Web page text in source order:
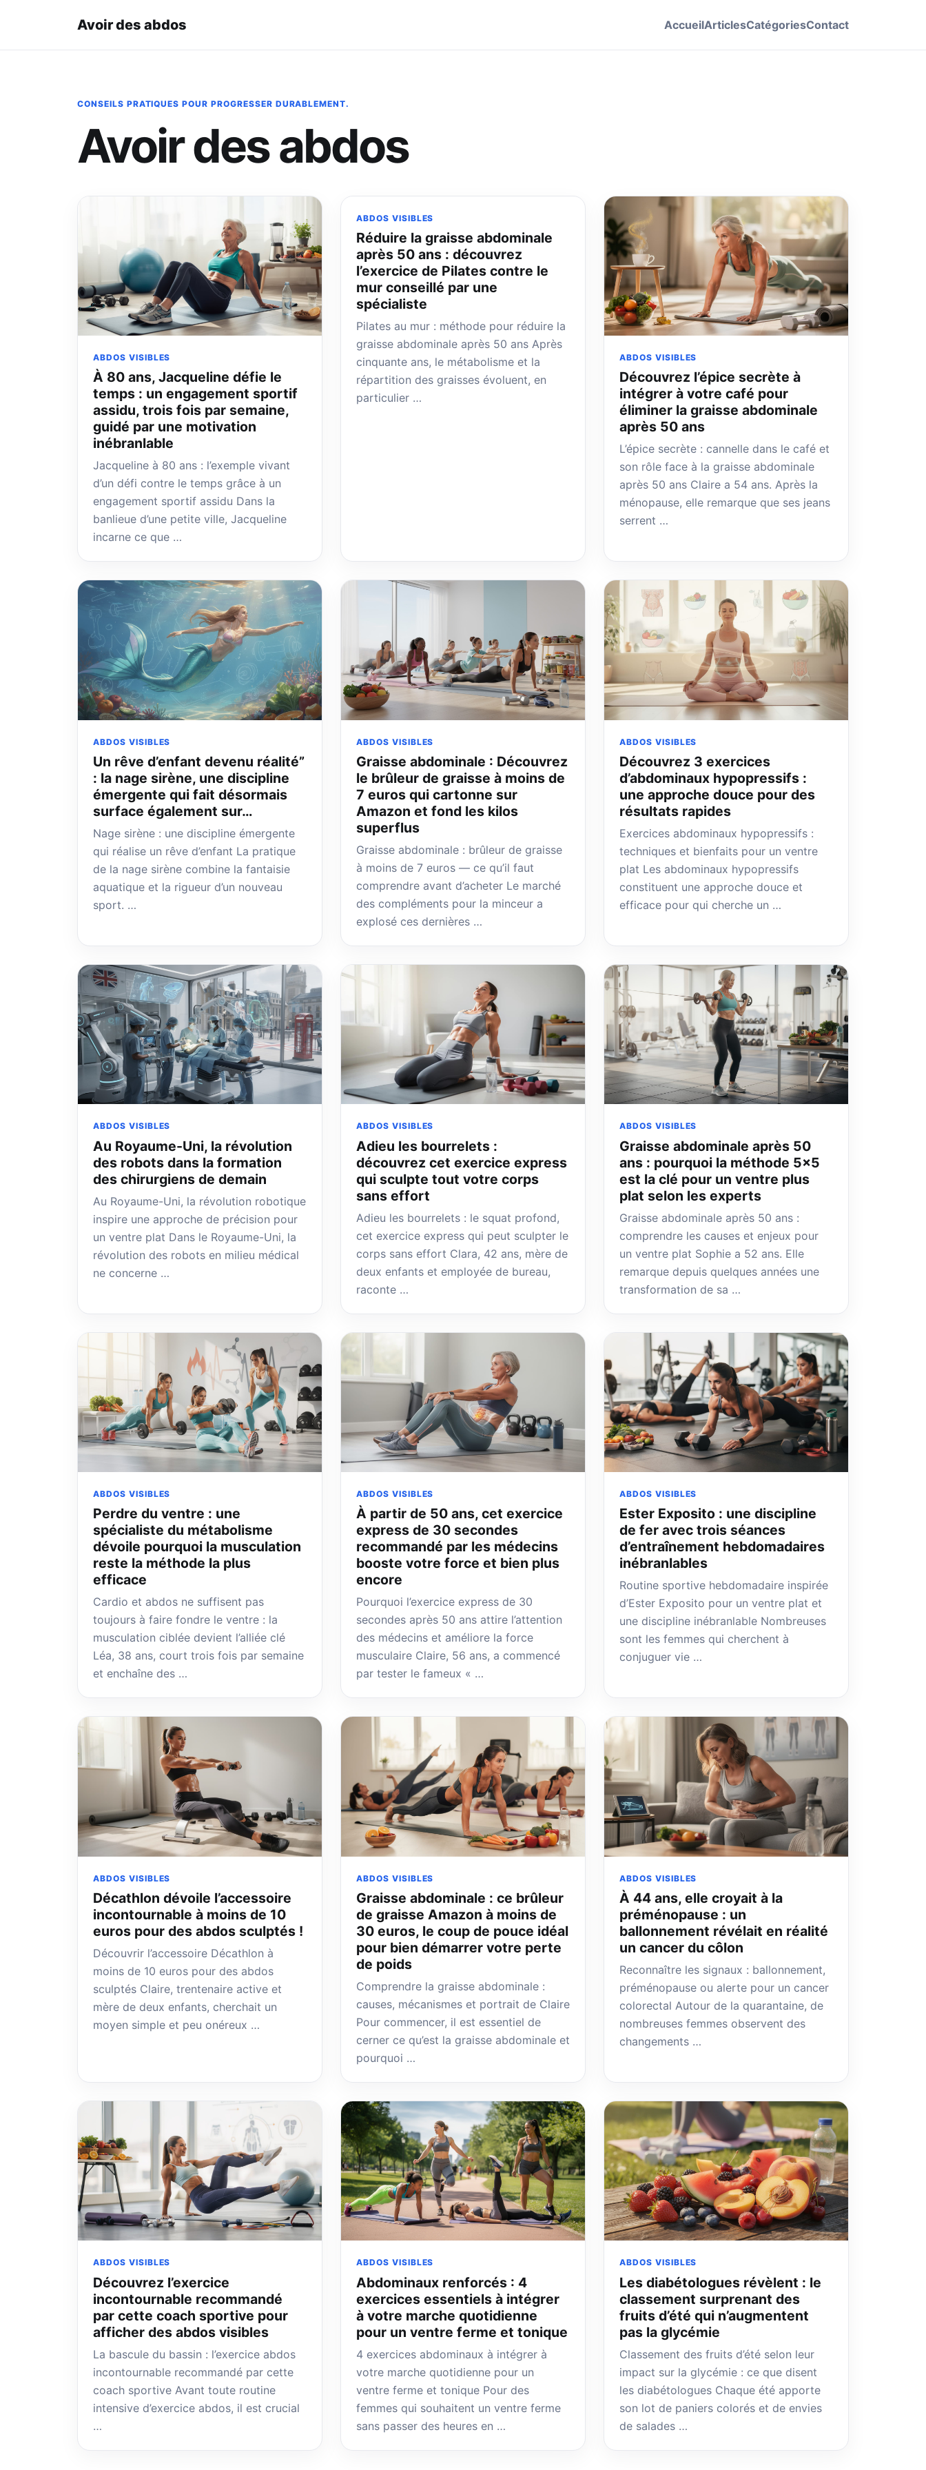
Avoir des abdos AccueilArticlesCatégoriesContact
CONSEILS PRATIQUES POUR PROGRESSER DURABLEMENT.
Avoir des abdos
ABDOS VISIBLES
À 80 ans, Jacqueline défie le
temps : un engagement sportif
assidu, trois fois par semaine,
guidé par une motivation
inébranlable
Jacqueline à 80 ans : l’exemple vivant
d’un défi contre le temps grâce à un
engagement sportif assidu Dans la
banlieue d’une petite ville, Jacqueline
incarne ce que …
ABDOS VISIBLES
Réduire la graisse abdominale
après 50 ans : découvrez
l’exercice de Pilates contre le
mur conseillé par une
spécialiste
Pilates au mur : méthode pour réduire la
graisse abdominale après 50 ans Après
cinquante ans, le métabolisme et la
répartition des graisses évoluent, en
particulier …
ABDOS VISIBLES
Découvrez l’épice secrète à
intégrer à votre café pour
éliminer la graisse abdominale
après 50 ans
L’épice secrète : cannelle dans le café et
son rôle face à la graisse abdominale
après 50 ans Claire a 54 ans. Après la
ménopause, elle remarque que ses jeans
serrent …
ABDOS VISIBLES
Un rêve d’enfant devenu réalité”
: la nage sirène, une discipline
émergente qui fait désormais
surface également sur…
Nage sirène : une discipline émergente
qui réalise un rêve d’enfant La pratique
de la nage sirène combine la fantaisie
aquatique et la rigueur d’un nouveau
sport. …
ABDOS VISIBLES
Graisse abdominale : Découvrez
le brûleur de graisse à moins de
7 euros qui cartonne sur
Amazon et fond les kilos
superflus
Graisse abdominale : brûleur de graisse
à moins de 7 euros — ce qu’il faut
comprendre avant d’acheter Le marché
des compléments pour la minceur a
explosé ces dernières …
ABDOS VISIBLES
Découvrez 3 exercices
d’abdominaux hypopressifs :
une approche douce pour des
résultats rapides
Exercices abdominaux hypopressifs :
techniques et bienfaits pour un ventre
plat Les abdominaux hypopressifs
constituent une approche douce et
efficace pour qui cherche un …
ABDOS VISIBLES
Au Royaume-Uni, la révolution
des robots dans la formation
des chirurgiens de demain
Au Royaume-Uni, la révolution robotique
inspire une approche de précision pour
un ventre plat Dans le Royaume-Uni, la
révolution des robots en milieu médical
ne concerne …
ABDOS VISIBLES
Adieu les bourrelets :
découvrez cet exercice express
qui sculpte tout votre corps
sans effort
Adieu les bourrelets : le squat profond,
cet exercice express qui peut sculpter le
corps sans effort Clara, 42 ans, mère de
deux enfants et employée de bureau,
raconte …
ABDOS VISIBLES
Graisse abdominale après 50
ans : pourquoi la méthode 5×5
est la clé pour un ventre plus
plat selon les experts
Graisse abdominale après 50 ans :
comprendre les causes et enjeux pour
un ventre plat Sophie a 52 ans. Elle
remarque depuis quelques années une
transformation de sa …
ABDOS VISIBLES
Perdre du ventre : une
spécialiste du métabolisme
dévoile pourquoi la musculation
reste la méthode la plus
efficace
Cardio et abdos ne suffisent pas
toujours à faire fondre le ventre : la
musculation ciblée devient l’alliée clé
Léa, 38 ans, court trois fois par semaine
et enchaîne des …
ABDOS VISIBLES
À partir de 50 ans, cet exercice
express de 30 secondes
recommandé par les médecins
booste votre force et bien plus
encore
Pourquoi l’exercice express de 30
secondes après 50 ans attire l’attention
des médecins et améliore la force
musculaire Claire, 56 ans, a commencé
par tester le fameux « …
ABDOS VISIBLES
Ester Exposito : une discipline
de fer avec trois séances
d’entraînement hebdomadaires
inébranlables
Routine sportive hebdomadaire inspirée
d’Ester Exposito pour un ventre plat et
une discipline inébranlable Nombreuses
sont les femmes qui cherchent à
conjuguer vie …
ABDOS VISIBLES
Décathlon dévoile l’accessoire
incontournable à moins de 10
euros pour des abdos sculptés !
Découvrir l’accessoire Décathlon à
moins de 10 euros pour des abdos
sculptés Claire, trentenaire active et
mère de deux enfants, cherchait un
moyen simple et peu onéreux …
ABDOS VISIBLES
Graisse abdominale : ce brûleur
de graisse Amazon à moins de
30 euros, le coup de pouce idéal
pour bien démarrer votre perte
de poids
Comprendre la graisse abdominale :
causes, mécanismes et portrait de Claire
Pour commencer, il est essentiel de
cerner ce qu’est la graisse abdominale et
pourquoi …
ABDOS VISIBLES
À 44 ans, elle croyait à la
préménopause : un
ballonnement révélait en réalité
un cancer du côlon
Reconnaître les signaux : ballonnement,
préménopause ou alerte pour un cancer
colorectal Autour de la quarantaine, de
nombreuses femmes observent des
changements …
ABDOS VISIBLES
Découvrez l’exercice
incontournable recommandé
par cette coach sportive pour
afficher des abdos visibles
La bascule du bassin : l’exercice abdos
incontournable recommandé par cette
coach sportive Avant toute routine
intensive d’exercice abdos, il est crucial
…
ABDOS VISIBLES
Abdominaux renforcés : 4
exercices essentiels à intégrer
à votre marche quotidienne
pour un ventre ferme et tonique
4 exercices abdominaux à intégrer à
votre marche quotidienne pour un
ventre ferme et tonique Pour des
femmes qui souhaitent un ventre ferme
sans passer des heures en …
ABDOS VISIBLES
Les diabétologues révèlent : le
classement surprenant des
fruits d’été qui n’augmentent
pas la glycémie
Classement des fruits d’été selon leur
impact sur la glycémie : ce que disent
les diabétologues Chaque été apporte
son lot de paniers colorés et de envies
de salades …